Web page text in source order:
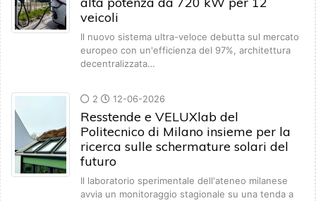
veicoli
Il nuovo sistema ultra-veloce debutta sul mercato
europeo con un'efficienza del 97%, architettura
decentralizzata…
2 12-06-2026
Resstende e VELUXlab del
Politecnico di Milano insieme per la
ricerca sulle schermature solari del
futuro
Il laboratorio sperimentale dell'ateneo milanese
avvia un monitoraggio stagionale su una tenda a